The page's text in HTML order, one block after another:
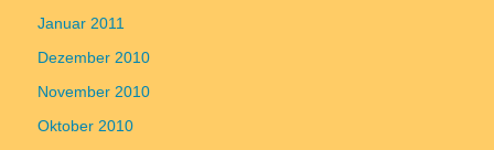
Januar 2011
Dezember 2010
November 2010
Oktober 2010